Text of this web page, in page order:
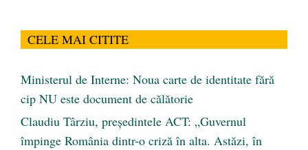
CELE MAI CITITE
Ministerul de Interne: Noua carte de identitate fără
cip NU este document de călătorie
Claudiu Târziu, președintele ACT: „Guvernul
împinge România dintr-o criză în alta. Astăzi, în